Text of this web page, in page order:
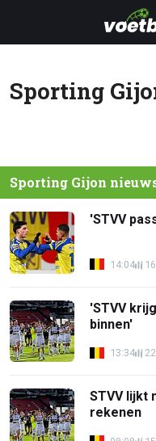
Sporting
Sporting Gijon
'STVV
14:04
'STVV
binnen'
13:34
STVV lijkt
rekenen